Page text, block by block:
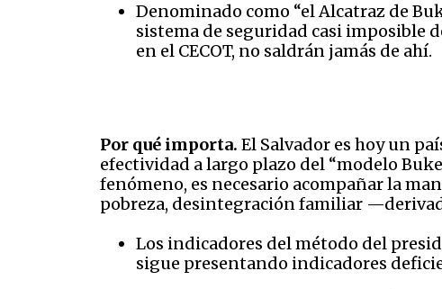
Denominado como “el Alcatraz de
sistema de seguridad casi imposible
en el CECOT, no saldrán jamás de ahí.
Por qué importa. El Salvador es hoy un
efectividad a largo plazo del “modelo
fenómeno, es necesario acompañar la
pobreza, desintegración familiar
Los indicadores del método del
sigue presentando indicadores